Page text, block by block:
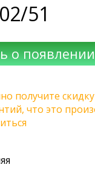
51
получите
что это